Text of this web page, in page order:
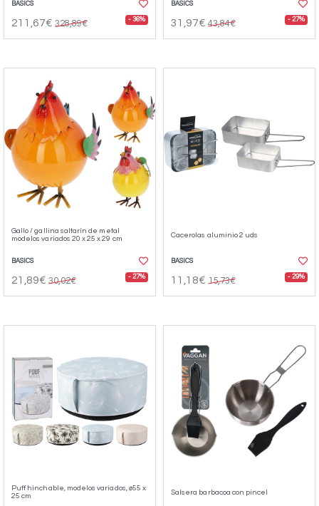
BASICS
211,67€ 328,89€ - 36%
BASICS
31,97€ 43,84€ - 27%
Gallo / gallina saltarín de metal
modelos variados 20 x 25 x 29 cm
BASICS
21,89€ 30,02€ - 27%
Cacerolas aluminio 2 uds
BASICS
11,18€ 15,73€ - 29%
Puff hinchable, modelos variados, ø55 x
25 cm
Salsera barbacoa con pincel